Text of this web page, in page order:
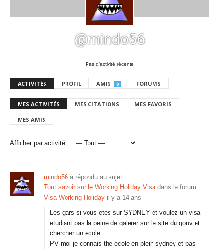
@mindo56
Pas d’activité récente
ACTIVITÉS PROFIL AMIS 0 FORUMS
MES ACTIVITÉS MES CITATIONS MES FAVORIS
MES AMIS
Afficher par activité:
mindo56 a répondu au sujet
Tout savoir sur le Working Holiday Visadans le forum
Visa Working Holiday il y a 14 ans
Les gars si vous etes sur SYDNEY et voulez un visa
etudiant pas la peine de galerer sur le site du gouv et
chercher un ecole.
PV moi je connais the ecole en plein sydney et pas